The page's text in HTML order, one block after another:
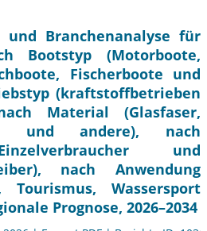
Branchenanalyse für
Bootstyp (Motorboote,
Fischerboote und
(kraftstoffbetrieben
Material (Glasfaser,
und andere), nach
und
nach Anwendung
Tourismus, Wassersport
Prognose, 2026–2034